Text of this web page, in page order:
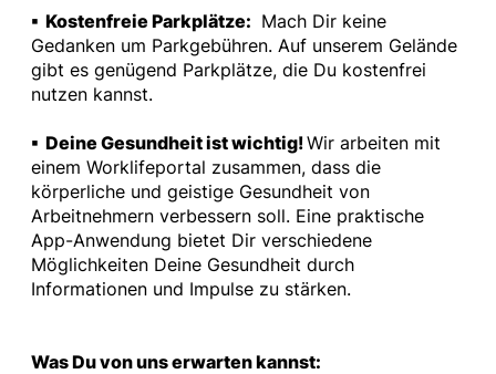
▪ Kostenfreie Parkplätze: Mach Dir keine
Gedanken um Parkgebühren. Auf unserem Gelände
gibt es genügend Parkplätze, die Du kostenfrei
nutzen kannst.
▪ Deine Gesundheit ist wichtig!Wir arbeiten mit
einem Worklifeportal zusammen, dass die
körperliche und geistige Gesundheit von
Arbeitnehmern verbessern soll. Eine praktische
App-Anwendung bietet Dir verschiedene
Möglichkeiten Deine Gesundheit durch
Informationen und Impulse zu stärken.
Was Du von uns erwarten kannst: